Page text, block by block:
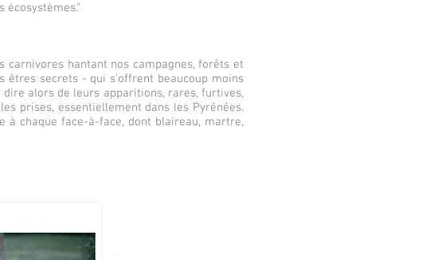
écosystèmes."
hantant nos campagnes, forêts et
êtres secrets - qui s'offrent beaucoup moins
alors de leurs apparitions, rares, furtives,
prises, essentiellement dans les Pyrénées.
à chaque face-à-face, dont blaireau, martre,